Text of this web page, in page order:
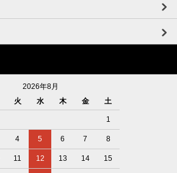
2026年8月
火 水 木 金 土
1
4 5 6 7 8
11 12 13 14 15